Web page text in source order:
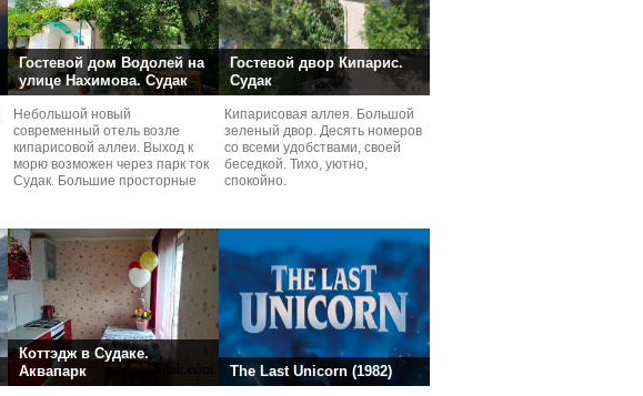
Гостевой дом Водолей на
улице Нахимова. Судак
Небольшой новый
современный отель возле
кипарисовой аллеи. Выход к
морю возможен через парк ток
Судaк. Большие просторные
Гостевой двор Кипарис.
Судак
Кипарисовая аллея. Большой
зеленый двор. Десять номеров
со всеми удобствами, своей
беседкой. Тихо, уютно,
спокойно.
Коттэдж в Судаке.
Аквапарк
The Last Unicorn (1982)